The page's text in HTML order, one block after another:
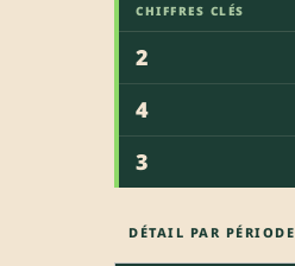
CHIFFRES CLÉS
2
4
3
DÉTAIL PAR PÉRIODE